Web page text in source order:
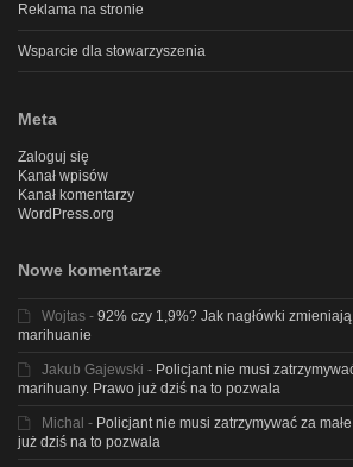
Reklama na stronie
Wsparcie dla stowarzyszenia
Meta
Zaloguj się
Kanał wpisów
Kanał komentarzy
WordPress.org
Nowe komentarze
Wojtas - 92% czy 1,9%? Jak nagłówki
marihuanie
Jakub Gajewski - Policjant nie musi
marihuany. Prawo już dziś na to pozwala
Michal - Policjant nie musi zatrzymywać za
już dziś na to pozwala